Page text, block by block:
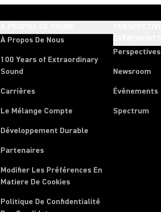
À Propos De Nous
100 Years of Extraordinary
Sound
Carrières
Le Mélange Compte
Développement Durable
Partenaires
Modifier Les Préférences En
Matiere De Cookies
Politique De Confidentialité
Perspectives
Newsroom
Évènements
Spectrum